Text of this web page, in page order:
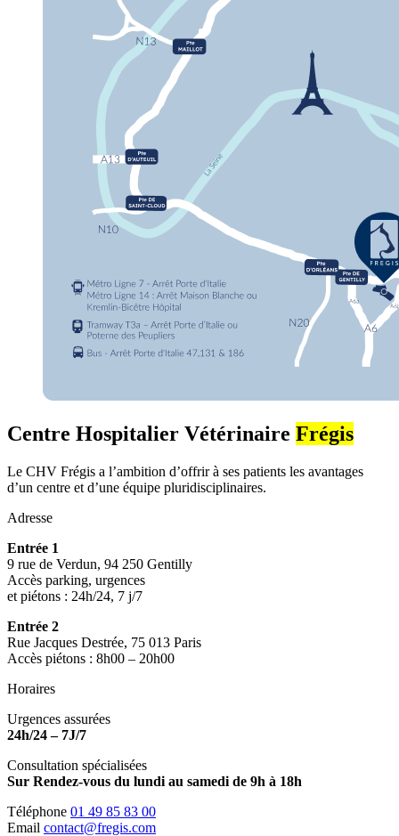
Centre Hospitalier Vétérinaire Frégis
Le CHV Frégis a l’ambition d’offrir à ses patients les avantages
d’un centre et d’une équipe pluridisciplinaires.
Adresse
Entrée 1
9 rue de Verdun, 94 250 Gentilly
Accès parking, urgences
et piétons : 24h/24, 7 j/7
Entrée 2
Rue Jacques Destrée, 75 013 Paris
Accès piétons : 8h00 – 20h00
Horaires
Urgences assurées
24h/24 – 7J/7
Consultation spécialisées
Sur Rendez-vous du lundi au samedi de 9h à 18h
Téléphone 01 49 85 83 00
Email contact@fregis.com